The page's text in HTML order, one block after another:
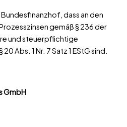
dass an den
gemäß § 236 der
und steuerpflichtige
Abs. 1 Nr. 7 Satz 1 EStG sind.
GmbH